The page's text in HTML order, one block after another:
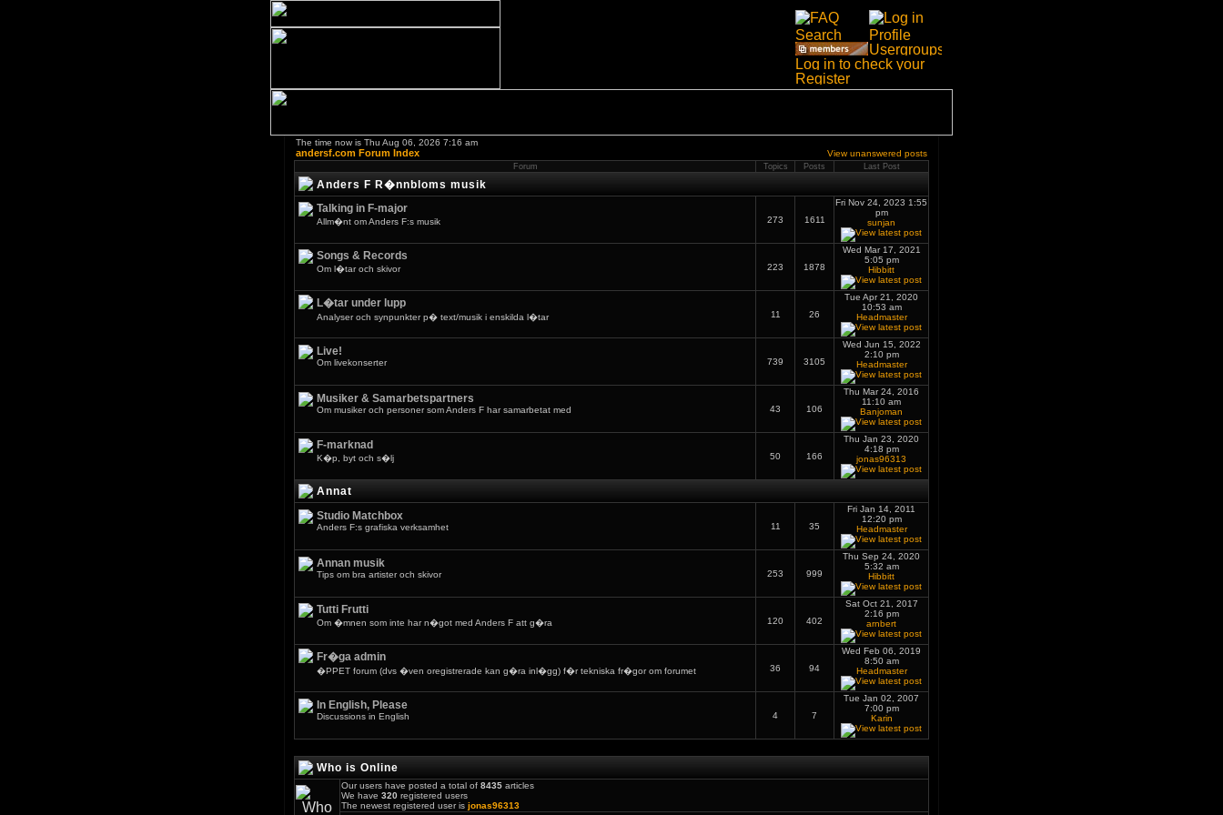
The time now is Thu Aug 06, 2026 7:16 am
andersf.com Forum Index View unanswered posts
Forum Topics Posts Last Post
Anders F R�nnbloms musik
Talking in F-major
Allm�nt om Anders F:s musik 273 1611
Fri Nov 24, 2023 1:55
pm
sunjan
Songs & Records
Om l�tar och skivor 223 1878
Wed Mar 17, 2021
5:05 pm
Hibbitt
L�tar under lupp
Analyser och synpunkter p� text/musik i enskilda l�tar 11 26
Tue Apr 21, 2020
10:53 am
Headmaster
Live!
Om livekonserter 739 3105
Wed Jun 15, 2022
2:10 pm
Headmaster
Musiker & Samarbetspartners
Om musiker och personer som Anders F har samarbetat med 43 106
Thu Mar 24, 2016
11:10 am
Banjoman
F-marknad
K�p, byt och s�lj 50 166
Thu Jan 23, 2020
4:18 pm
jonas96313
Annat
Studio Matchbox
Anders F:s grafiska verksamhet 11 35
Fri Jan 14, 2011
12:20 pm
Headmaster
Annan musik
Tips om bra artister och skivor 253 999
Thu Sep 24, 2020
5:32 am
Hibbitt
Tutti Frutti
Om �mnen som inte har n�got med Anders F att g�ra 120 402
Sat Oct 21, 2017
2:16 pm
arnbert
Fr�ga admin
�PPET forum (dvs �ven oregistrerade kan g�ra inl�gg) f�r tekniska fr�gor om forumet 36 94
Wed Feb 06, 2019
8:50 am
Headmaster
In English, Please
Discussions in English 4 7
Tue Jan 02, 2007
7:00 pm
Karin
Who is Online
Our users have posted a total of 8435 articles
We have 320 registered users
The newest registered user is jonas96313